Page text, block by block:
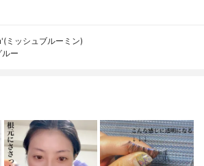
ミッシュブルーミン)
ー